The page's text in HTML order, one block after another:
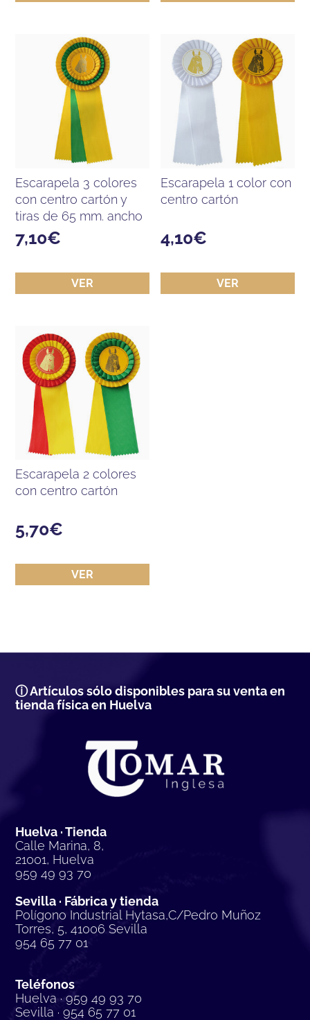
escarapela 3 colores
con centro cartón y
tiras de 65 mm. ancho
7,10€
VER
escarapela 1 color con
centro cartón
4,10€
VER
escarapela 2 colores
con centro cartón
5,70€
VER
ⓘ Artículos sólo disponibles para su venta en
tienda física en Huelva
Huelva · Tienda
Calle Marina, 8,
21001, Huelva
959 49 93 70
Sevilla · Fábrica y tienda
Polígono Industrial Hytasa,C/Pedro Muñoz
Torres, 5, 41006 Sevilla
954 65 77 01
Teléfonos
Huelva · 959 49 93 70
Sevilla · 954 65 77 01